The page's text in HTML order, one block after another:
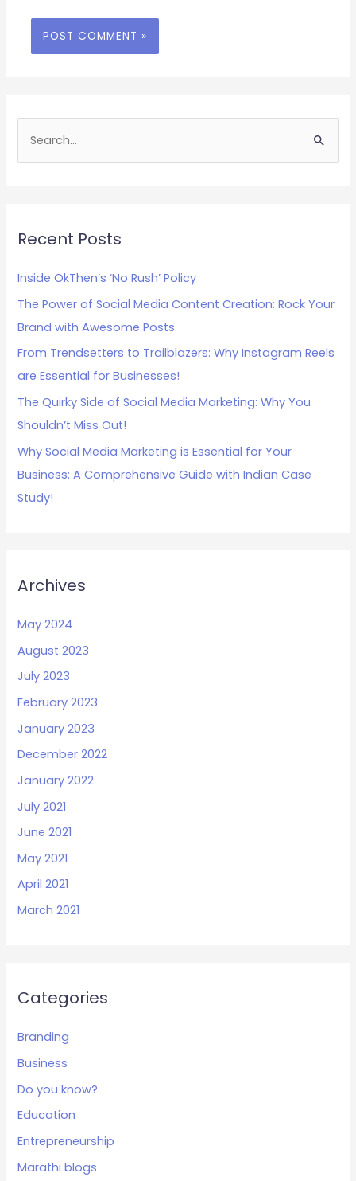
e
c
f
o
r
:
Recent Posts
Inside OkThen’s ‘No Rush’ Policy
The Power of Social Media Content Creation: Rock Your
Brand with Awesome Posts
From Trendsetters to Trailblazers: Why Instagram Reels
are Essential for Businesses!
The Quirky Side of Social Media Marketing: Why You
Shouldn’t Miss Out!
Why Social Media Marketing is Essential for Your
Business: A Comprehensive Guide with Indian Case
Study!
Archives
May 2024
August 2023
July 2023
February 2023
January 2023
December 2022
January 2022
July 2021
June 2021
May 2021
April 2021
March 2021
Categories
Branding
Business
Do you know?
Education
Entrepreneurship
Marathi blogs